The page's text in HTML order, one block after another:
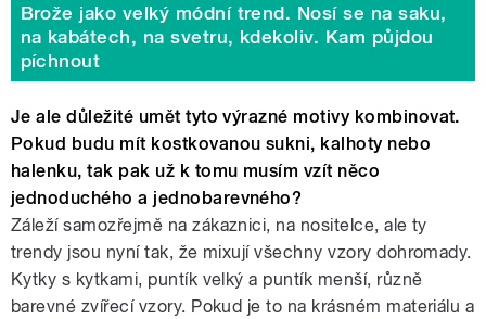
Brože jako velký módní trend. Nosí se na saku,
na kabátech, na svetru, kdekoliv. Kam půjdou
píchnout
Je ale důležité umět tyto výrazné motivy kombinovat.
Pokud budu mít kostkovanou sukni, kalhoty nebo
halenku, tak pak už k tomu musím vzít něco
jednoduchého a jednobarevného?
Záleží samozřejmě na zákaznici, na nositelce, ale ty
trendy jsou nyní tak, že mixují všechny vzory dohromady.
Kytky s kytkami, puntík velký a puntík menší, různě
barevné zvířecí vzory. Pokud je to na krásném materiálu a